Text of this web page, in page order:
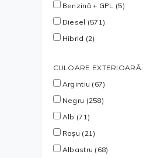
Benzină + GPL (5)
Diesel (571)
Hibrid (2)
CULOARE EXTERIOARĂ:
Argintiu (67)
Negru (258)
Alb (71)
Roșu (21)
Albastru (68)